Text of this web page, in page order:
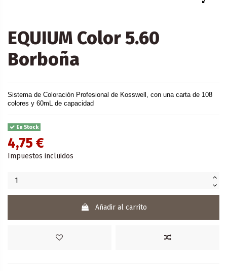
EQUIUM Color 5.60
Borboña
Sistema de Coloración Profesional de Kosswell, con una carta de 108
colores y 60mL de capacidad
En Stock
4,75 €
Impuestos incluidos
Añadir al carrito